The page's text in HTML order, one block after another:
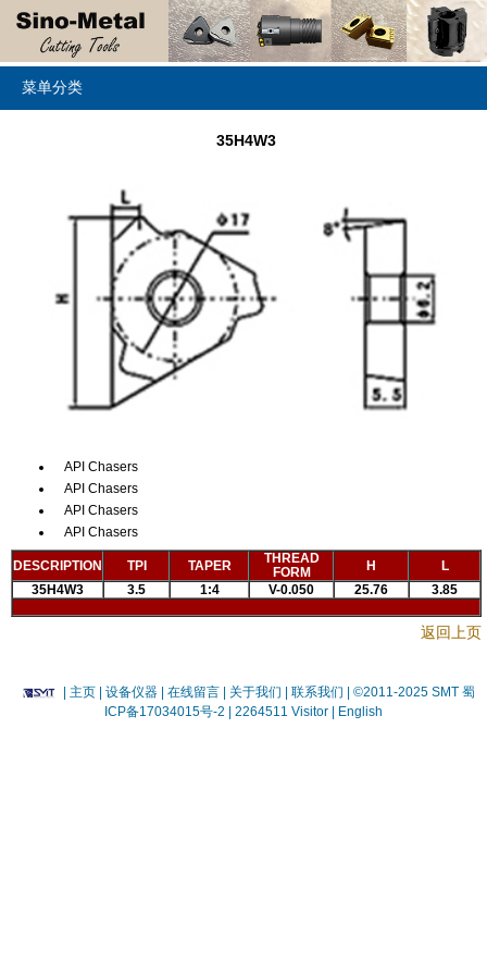
菜单分类
35H4W3
API Chasers
API Chasers
API Chasers
API Chasers
DESCRIPTION TPI TAPER
THREAD
FORM
H
L
35H4W3
3.5 1:4 V-0.050 25.76 3.85
返回上页
主页 | 设备仪器 | 在线留言 | 关于我们 | 联系我们 | ©2011-2025 SMT 蜀
ICP备17034015号-2 | 2264511 Visitor | English